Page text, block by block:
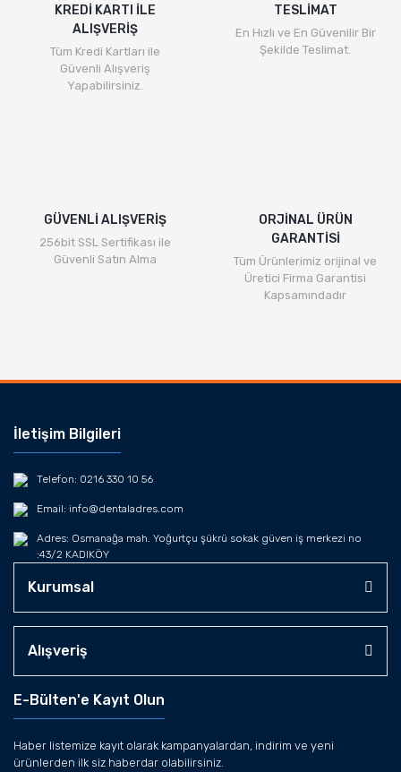
KREDİ KARTI İLE
ALIŞVERİŞ
Tüm Kredi Kartları ile
Güvenli Alışveriş
Yapabilirsiniz.
TESLİMAT
En Hızlı ve En Güvenilir Bir
Şekilde Teslimat.
GÜVENLİ ALIŞVERİŞ
256bit SSL Sertifikası ile
Güvenli Satın Alma
ORJİNAL ÜRÜN
GARANTİSİ
Tüm Ürünlerimiz orijinal ve
Üretici Firma Garantisi
Kapsamındadır
İletişim Bilgileri
Telefon: 0216 330 10 56
Email: info@dentaladres.com
Adres: Osmanağa mah. Yoğurtçu şükrü sokak güven iş merkezi no
:43/2 KADIKÖY
Kurumsal
Alışveriş
E-Bülten'e Kayıt Olun
Haber listemize kayıt olarak kampanyalardan, indirim ve yeni
ürünlerden ilk siz haberdar olabilirsiniz.